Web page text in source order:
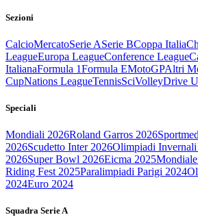
Sezioni
CalcioMercatoSerie ASerie BCoppa Italia
LeagueEuropa LeagueConference League
ItalianaFormula 1Formula EMotoGPAltri
CupNations LeagueTennisSciVolleyDrive
Speciali
Mondiali 2026Roland Garros 2026
2026Scudetto Inter 2026Olimpiadi
2026Super Bowl 2026Eicma 2025
Riding Fest 2025Paralimpiadi Parigi 2024
2024Euro 2024
Squadra Serie A